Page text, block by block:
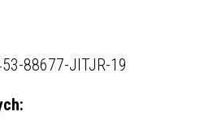
88677-JITJR-19